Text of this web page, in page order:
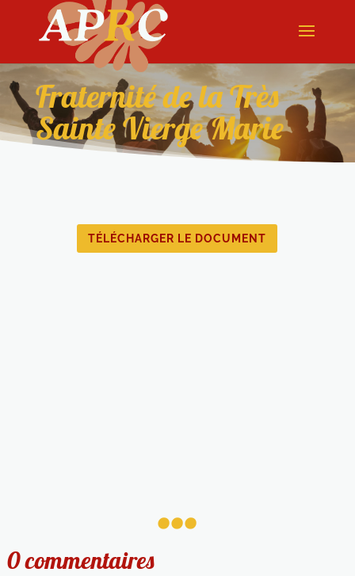
Fraternité de la Très
Sainte Vierge Marie
TÉLÉCHARGER LE DOCUMENT
...
0 commentaires